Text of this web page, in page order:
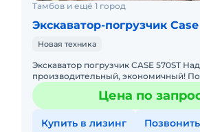
Тамбов и ещё 1 город
Экскаватор-погрузчик
Новая техника
Экскаватор погрузчик CASE 570ST
производительный, экономичный!
технических характеристик
JohnDeere Основные преимущества:
Цена по
Купить в лизинг Позвонить